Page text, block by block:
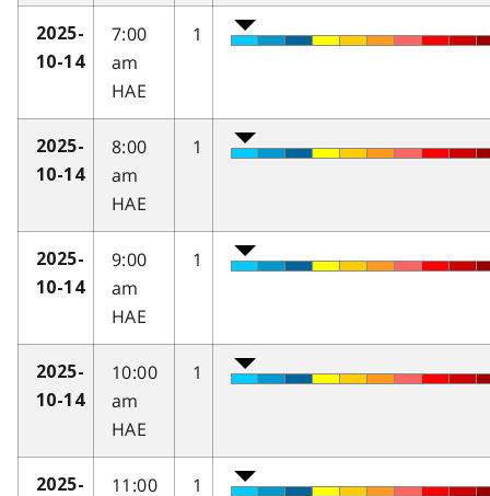
2025-
10-14
7:00
am
HAE
1
2025-
10-14
8:00
am
HAE
1
2025-
10-14
9:00
am
HAE
1
2025-
10-14
10:00
am
HAE
1
2025-
11:00
1